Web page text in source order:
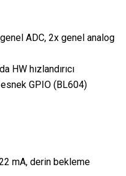
ADC, 2x genel analog
HW hızlandırıcı
GPIO (BL604)
mA, derin bekleme